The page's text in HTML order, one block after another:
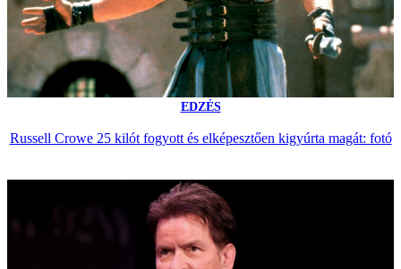
EDZÉS
Russell Crowe 25 kilót fogyott és elképesztően kigyúrta magát: fotó